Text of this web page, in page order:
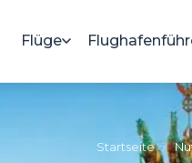
Flüge
Startseite »